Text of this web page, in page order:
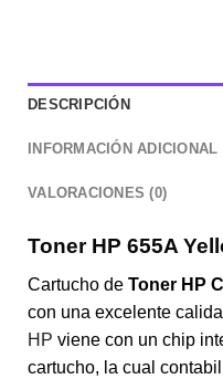
DESCRIPCIÓN
INFORMACIÓN ADICIONAL
VALORACIONES (0)
Toner HP 655A
Cartucho de Toner HP
con una excelente
HP viene con un chip
cartucho, la cual